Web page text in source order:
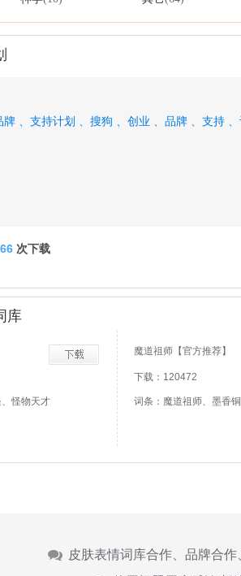
、 支持计划 、 搜狗 、 创业 、 品牌 、 支持 、
次下载
库
怪物天才
魔道祖师【官方推荐】
下载：120472
词条：魔道祖师、墨香
皮肤表情词库合作、品牌合